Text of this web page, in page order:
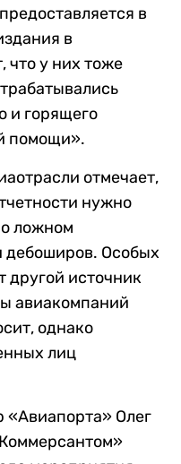
в
в
что у них тоже
и горящего
помощи».
отмечает,
нужно
ложном
дебоширов. Особых
другой источник
авиакомпаний
однако
лиц
«Авиапорта» Олег